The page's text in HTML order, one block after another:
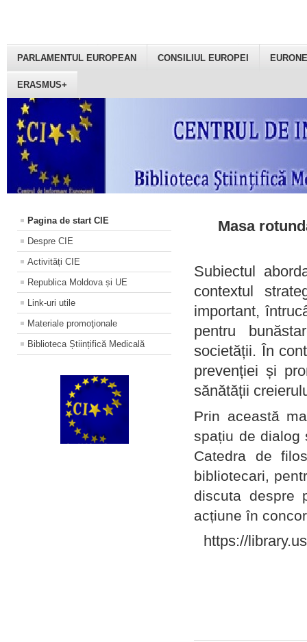
PARLAMENTUL EUROPEAN CONSILIUL EUROPEI
ERASMUS+
Pagina de start CIE
Despre CIE
Activități CIE
Republica Moldova și UE
Link-uri utile
Materiale promoţionale
Biblioteca Științifică Medicală
Masa
Subiectul
contextul
important,
pentru
societății. În
prevenției și
sănătății
Prin această
spațiu de dialog
Catedra de
bibliotecari,
discuta despre
acțiune în
https://